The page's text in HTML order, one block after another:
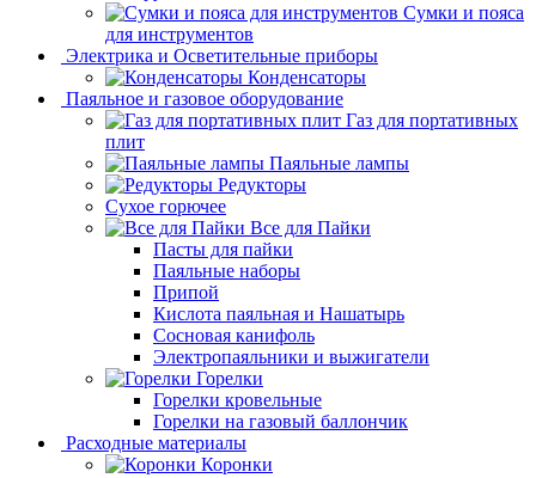
Сумки и пояса
для инструментов
Электрика и Осветительные приборы
Конденсаторы
Паяльное и газовое оборудование
Газ для портативных
плит
Паяльные лампы
Редукторы
Сухое горючее
Все для Пайки
Пасты для пайки
Паяльные наборы
Припой
Кислота паяльная и Нашатырь
Сосновая канифоль
Электропаяльники и выжигатели
Горелки
Горелки кровельные
Горелки на газовый баллончик
Расходные материалы
Коронки